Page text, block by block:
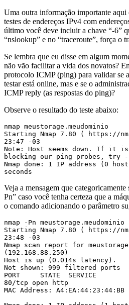
Uma outra informação importante aqui
testes de endereços IPv4 com
último você deve incluir a chave “-6”
“nslookup” e no “traceroute”, força o
Se lembra que eu disse em algum
não vão facilitar a vida dos novatos?
protocolo ICMP (ping) para validar se
testar está online, mas e se o
ICMP reply (as respostas do ping)?
Observe o resultado do teste abaixo:
nmap meustorage.meudominio
Starting Nmap 7.80 ( https://
23:47 -03
Note: Host seems down. If it
blocking our ping probes, try -
Nmap done: 1 IP address (0
seconds
Veja a mensagem que
Pn” caso você tenha certeza que a
o comando adicionando o parâmetro
nmap -Pn meustorage.meudominio
Starting Nmap 7.80 ( https://
23:48 -03
Nmap scan report for
(192.168.88.250)
Host is up (0.014s latency).
Not shown: 999 filtered ports
PORT     STATE  SERVICE
80/tcp open http
MAC Address: A4:EA:44:23:44:BB